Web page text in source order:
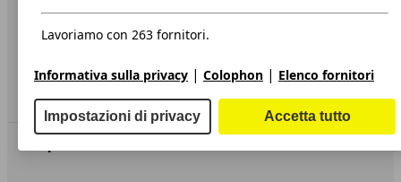
Dichiarazione di Accessibilità
Servizi
Area rivenditori
Lavoriamo con 263 fornitori.
Informativa sulla privacy | Colophon | Elenco fornitori
Impostazioni di privacy Accetta tutto